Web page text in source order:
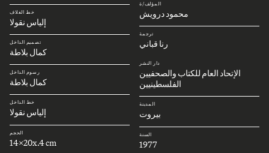
المؤلف/ة
محمود درويش
ترجمة
رنا قباني
دار النشر
الإتحاد العام للكتاب والصحفيين
الفلسطينيين
المدينة
بيروت
السنة
1977
خط الغلاف
إلياس نقولا
تصميم الداخل
كمال بلاطة
رسوم الداخل
كمال بلاطة
خط الداخل
إلياس نقولا
الحجم
14x20x.4 cm